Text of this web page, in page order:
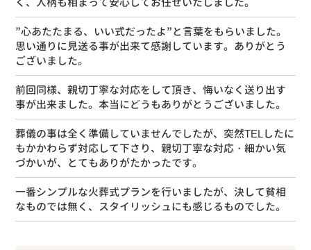
”心あたたまる、いい式だったよ”と言葉をもらいました。
思い通りに見送る事が出来て感謝しています。ありがとう
ございました。
前回同様、親切丁寧な対応をして頂き、悔いなく送り出す
事が出来ました。本当にどうもありがとうございました。
葬儀の事は全く準備していませんでしたが、突然TELしたに
もかかわらず対応して下さり、親切丁寧な対応・細かい気
づかいが、とてもありがたかったです。
一番シンプルな火葬式プランを行いましたが、決して貧相
なものでは無く、スタイリッシュにも感じるものでした。